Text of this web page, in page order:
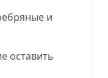
и
оставить